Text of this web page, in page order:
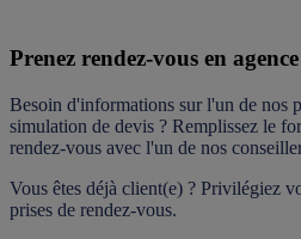
Prenez rendez-vous en agence
Besoin d'informations sur l'un de nos
simulation de devis ? Remplissez le
rendez-vous avec l'un de nos
Vous êtes déjà client(e) ? Privilégiez
prises de rendez-vous.